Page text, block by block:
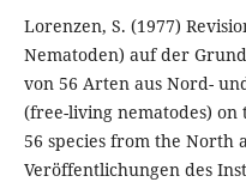
Lorenzen, S. (1977)
Nematoden) auf der
von 56 Arten aus Nord-
(free-living nematodes) on
56 species from the North
Veröffentlichungen des